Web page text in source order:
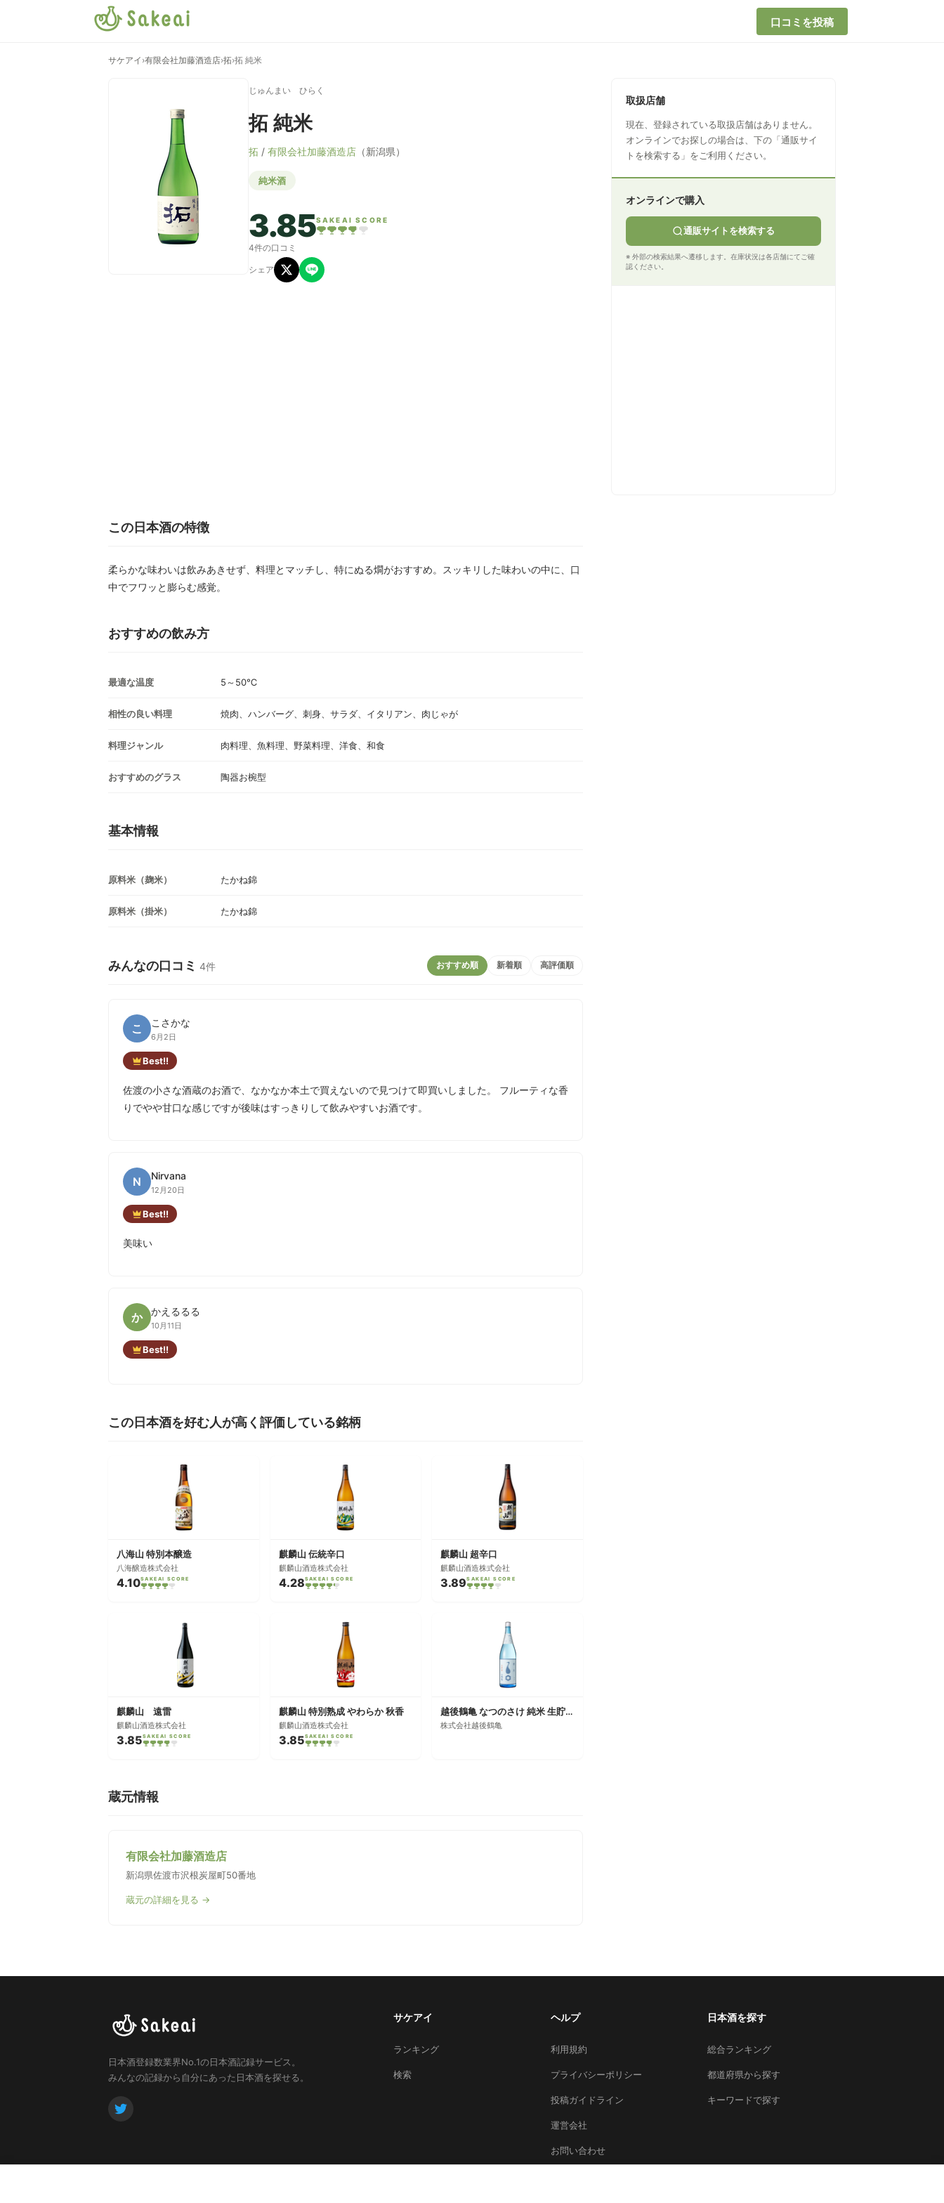
口コミを投稿
サケアイ ›有限会社加藤酒造店›拓›拓 純米
じゅんまい ひらく
拓 純米
拓 / 有限会社加藤酒造店 （新潟県）
純米酒
3.85SAKEAI SCORE
4件の口コミ
シェア
取扱店舗
現在、登録されている取扱店舗はありません。
オンラインでお探しの場合は、下の「通販サイ
トを検索する」をご利用ください。
オンラインで購入
通販サイトを検索する
※ 外部の検索結果へ遷移します。在庫状況は各店舗にてご確
認ください。
この日本酒の特徴
柔らかな味わいは飲みあきせず、料理とマッチし、特にぬる燗がおすすめ。スッキリした味わいの中に、口
中でフワッと膨らむ感覚。
おすすめの飲み方
最適な温度 5～50℃
相性の良い料理 焼肉、ハンバーグ、刺身、サラダ、イタリアン、肉じゃが
料理ジャンル 肉料理、魚料理、野菜料理、洋食、和食
おすすめのグラス 陶器お椀型
基本情報
原料米（麹米） たかね錦
原料米（掛米） たかね錦
みんなの口コミ 4件 おすすめ順 新着順 高評価順
こ こさかな
6月2日
Best!!
佐渡の小さな酒蔵のお酒で、なかなか本土で買えないので見つけて即買いしました。 フルーティな香
りでやや甘口な感じですが後味はすっきりして飲みやすいお酒です。
N Nirvana
12月20日
Best!!
美味い
か かえるるる
10月11日
Best!!
この日本酒を好む人が高く評価している銘柄
八海山 特別本醸造
八海醸造株式会社
4.10SAKEAI SCORE
麒麟山 伝統辛口
麒麟山酒造株式会社
4.28SAKEAI SCORE
麒麟山 超辛口
麒麟山酒造株式会社
3.89SAKEAI SCORE
麒麟山 遠雷
麒麟山酒造株式会社
3.85SAKEAI SCORE
麒麟山 特別熟成 やわらか 秋香
麒麟山酒造株式会社
3.85SAKEAI SCORE
越後鶴亀 なつのさけ 純米 生貯蔵
株式会社越後鶴亀
蔵元情報
有限会社加藤酒造店
新潟県佐渡市沢根炭屋町50番地
蔵元の詳細を見る →
日本酒登録数業界No.1の日本酒記録サービス。
みんなの記録から自分にあった日本酒を探せる。
サケアイ
ランキング
検索
ヘルプ
利用規約
プライバシーポリシー
投稿ガイドライン
運営会社
お問い合わせ
日本酒を探す
総合ランキング
都道府県から探す
キーワードで探す